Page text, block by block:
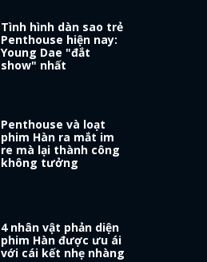
Tình hình dàn sao trẻ
Penthouse hiện nay:
Young Dae "đắt
show" nhất
Penthouse và loạt
phim Hàn ra mắt im
re mà lại thành công
không tưởng
4 nhân vật phản diện
phim Hàn được ưu ái
với cái kết nhẹ nhàng